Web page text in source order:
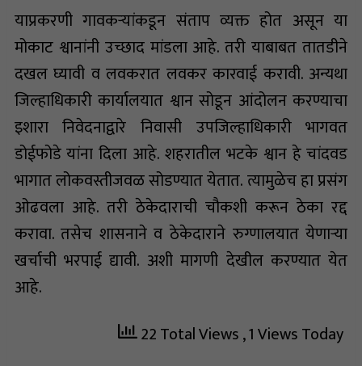
याप्रकरणी गावकऱ्यांकडून संताप व्यक्त होत असून या
मोकाट श्वानांनी उच्छाद मांडला आहे. तरी याबाबत तातडीने
दखल घ्यावी व लवकरात लवकर कारवाई करावी. अन्यथा
जिल्हाधिकारी कार्यालयात श्वान सोडून आंदोलन करण्याचा
इशारा निवेदनाद्वारे निवासी उपजिल्हाधिकारी भागवत
डोईफोडे यांना दिला आहे. शहरातील भटके श्वान हे चांदवड
भागात लोकवस्तीजवळ सोडण्यात येतात. त्यामुळेच हा प्रसंग
ओढवला आहे. तरी ठेकेदाराची चौकशी करून ठेका रद्द
करावा. तसेच शासनाने व ठेकेदाराने रुग्णालयात येणाऱ्या
खर्चाची भरपाई द्यावी. अशी मागणी देखील करण्यात येत
आहे.
22 Total Views, 1 Views Today